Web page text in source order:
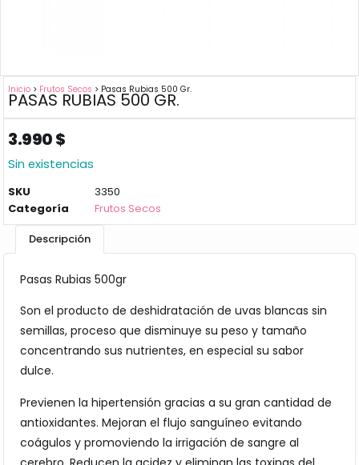
Inicio > Frutos Secos > Pasas Rubias 500 Gr.
PASAS RUBIAS 500 GR.
3.990$
Sin existencias
SKU
3350
Categoría
Frutos Secos
Descripción
Pasas Rubias 500gr
Son el producto de deshidratación de uvas blancas sin
semillas, proceso que disminuye su peso y tamaño
concentrando sus nutrientes, en especial su sabor
dulce.
Previenen la hipertensión gracias a su gran cantidad de
antioxidantes. Mejoran el flujo sanguíneo evitando
coágulos y promoviendo la irrigación de sangre al